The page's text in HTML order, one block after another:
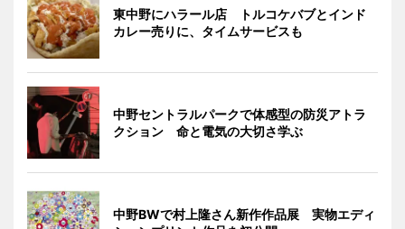
東中野にハラール店 トルコケバブとインド
カレー売りに、タイムサービスも
中野セントラルパークで体感型の防災アトラ
クション 命と電気の大切さ学ぶ
中野BWで村上隆さん新作作品展 実物エディ